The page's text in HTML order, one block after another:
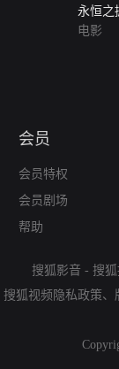
永恒之
电影
会员
会员特权
会员剧场
帮助
搜狐影音 - 搜
搜狐视频隐私政策、